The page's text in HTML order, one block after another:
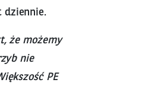
dziennie.
że możemy
nie
PE